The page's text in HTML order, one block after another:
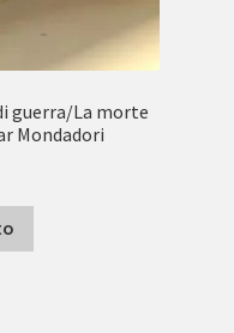
guerra/La morte
Mondadori